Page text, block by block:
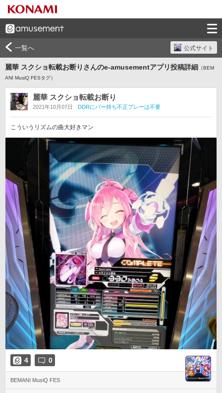
一覧へ 公式サイト
麗華 スクショ転載お断りさんのe-amusementアプリ投稿詳細 （BEM
ANI MusiQ FESタグ）
麗華 スクショ転載お断り
2021年10月07日 DDRにバー持ち不正プレーは不要
こういうリズムの曲大好きマン
4 0
BEMANI MusiQ FES